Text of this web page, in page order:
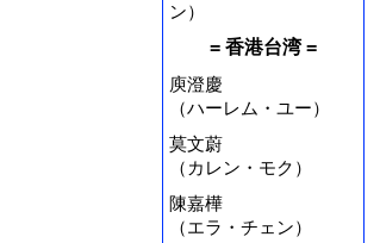
ン）
= 香港台湾 =
庾澄慶
（ハーレム・ユー）
莫文蔚
（カレン・モク）
陳嘉樺
（エラ・チェン）